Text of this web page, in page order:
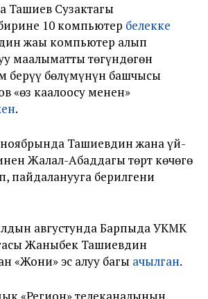
Ташиев Сузактагы
10 компьютер белекке
жаңы компьютер алып
маалыматты төгүндөгөн
берүү бөлүмүнүн башчысы
«өз каалоосу менен»
.
Ташиевдин жана үй-
Жалал-Абаддагы төрт көчөгө
пайдаланууга берилгени
августунда Барпыда УКМК
Жаныбек Ташиевдин
«Жони» эс алуу багы ачылган.